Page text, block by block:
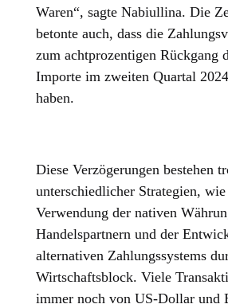
Waren“, sagte Nabiullina. Die
betonte auch, dass die
zum achtprozentigen Rückgang
Importe im zweiten Quartal
haben.
Diese Verzögerungen bestehen
unterschiedlicher Strategien,
Verwendung der nativen
Handelspartnern und der
alternativen Zahlungssystems
Wirtschaftsblock. Viele
immer noch von US-Dollar und